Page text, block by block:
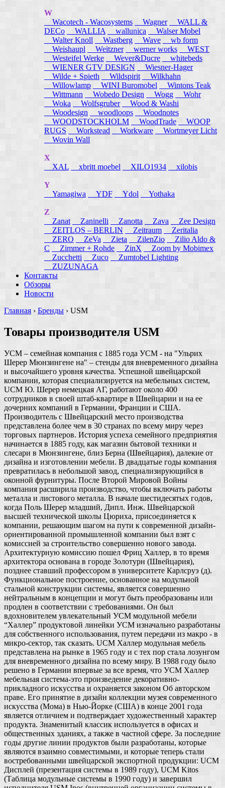
W
Wacotech - Wacosystems
Wagner
WALL &
DECo
WALLIA wallunica
Walser Mobel
Walter Knoll
Wastberg Wave
wb form
Weishaupl
Weitzner werner works
WEST
Westeifel Werke
Wever&Ducre
whitebeds
WIENER GTV DESIGN
Wiesner-Hager
Wilde + Spieth
Wildspirit
Wilkhahn
Willowlamp
WINI Buromobel
Wintons Teak
Wittmann
Wobedo Design Wogg
Wohr
Woka
Wolfsgruber
Wood & Washi
Woodesign
woodloops
Woodnotes
WOODSTOCKHOLM
WoodTrade
WOOP
RUGS
Workstead Workware
Wortmeyer Licht
Wovin Wall
X
XAL
xbritt moebel XILO1934 xilobis
Y
Yamagiwa
YDF Ydol Yothaka
Z
Zanat
Zaninelli Zanotta Zava
Zee Design
ZEITLOS – BERLIN
Zeitraum
Zeritalia
ZERO
ZeVa Zieta ZilenZio
Zilio Aldo &
C
Zimmer + Rohde ZinX
Zoom by Mobimex
Zucchetti
Zuco
Zumtobel Lighting
ZUZUNAGA
Контакты
Обзоры
Новости
Главная › Бренды › USM
Товары производителя USM
УСМ – семейная компания с 1885 года УСМ - на "Ульрих
Шерер Мюнзингене на" – стенды для вневременного дизайна
и высочайшего уровня качества. Успешной швейцарской
компании, которая специализируется на мебельных систем,
UСМ Ю. Шерер немецкая АГ, работают около 400
сотрудников в своей штаб-квартире в Швейцарии и на ее
дочерних компаний в Германии, Франции и США.
Производитель с Швейцарский место производства
представлена более чем в 30 странах по всему миру через
торговых партнеров. История успеха семейного предприятия
начинается в 1885 году, как магазин бытовой техники и
слесари в Мюнзингене, близ Берна (Швейцария), далекие от
дизайна и изготовлении мебели. В двадцатые годы компания
превратилась в небольшой завод, специализирующийся в
оконной фурнитуры. После Второй Мировой Войны
компания расширила производство, чтобы включать работы
металла и листового металла. В начале шестидесятых годов,
когда Поль Шерер младший, Дипл. Инж. Швейцарской
высшей технической школы Цюриха, присоединяется к
компании, решающим шагом на пути к современной дизайн-
ориентированной промышленной компании был взят с
комиссией за строительство совершенно нового завода.
Архитектурную комиссию пошел Фриц Халлер, в то время
архитектора основана в городе Золотурн (Швейцария),
позднее ставший профессором в университете Карлсруэ (д).
Функциональное построение, основанное на модульной
стальной конструкции системы, является совершенно
нейтральным в концепции и могут быть преобразованы или
продлен в соответствии с требованиями. Он был
вдохновителем увлекательный УСМ модульной мебели
“Халлер” продуктовой линейки УСМ изначально разработаны
для собственного использования, путем передачи из макро - в
микро-сектор, так сказать. UСМ Халлер модульная мебель
представлена на рынке в 1965 году и с тех пор стала лозунгом
для вневременного дизайна по всему миру. В 1988 году было
решено в Германии впервые за все время, что УСМ Халлер
мебельная система-это произведение декоративно-
прикладного искусства и охраняется законом Об авторском
праве. Его принятие в дизайн коллекции музея современного
искусства (Мома) в Нью-Йорке (США) в конце 2001 года
является отличием и подтверждает художественный характер
продукта. Знаменитый классик используется в офисах и
общественных зданиях, а также в частной сфере. За последние
годы другие линии продуктов были разработаны, которые
являются взаимно совместимыми, и которые теперь стали
востребованными швейцарской экспортной продукции: UСМ
Дисплей (презентация системы в 1989 году), UСМ Kitos
(Таблица модульные системы в 1990 году) и завершил